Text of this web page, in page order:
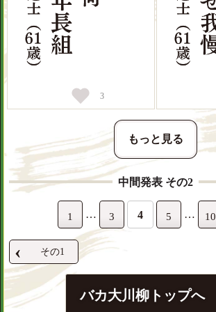
3
もっと見る
中間発表 その2
1 … 3 4 5 … 10
‹ その1
バカ大川柳トップへ